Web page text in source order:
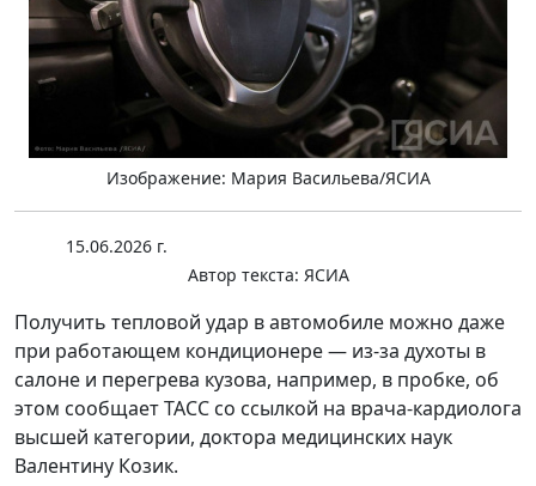
Изображение: Мария Васильева/ЯСИА
15.06.2026 г.
Автор текста: ЯСИА
Получить тепловой удар в автомобиле можно даже
при работающем кондиционере — из-за духоты в
салоне и перегрева кузова, например, в пробке, об
этом сообщает ТАСС со ссылкой на врача-кардиолога
высшей категории, доктора медицинских наук
Валентину Козик.